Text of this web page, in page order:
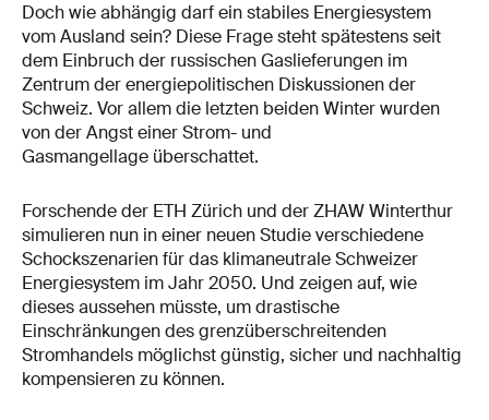
Doch wie abhängig darf ein stabiles Energiesystem
vom Ausland sein? Diese Frage steht spätestens seit
dem Einbruch der russischen Gaslieferungen im
Zentrum der energiepolitischen Diskussionen der
Schweiz. Vor allem die letzten beiden Winter wurden
von der Angst einer Strom- und
Gasmangellage überschattet.
Forschende der ETH Zürich und der ZHAW Winterthur
simulieren nun in einer neuen Studie verschiedene
Schockszenarien für das klimaneutrale Schweizer
Energiesystem im Jahr 2050. Und zeigen auf, wie
dieses aussehen müsste, um drastische
Einschränkungen des grenzüberschreitenden
Stromhandels möglichst günstig, sicher und nachhaltig
kompensieren zu können.